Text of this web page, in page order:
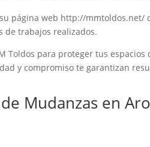
página web http://mmtoldos.net/
de trabajos realizados.
Toldos para proteger tus
y compromiso te garantizan
Mudanzas en